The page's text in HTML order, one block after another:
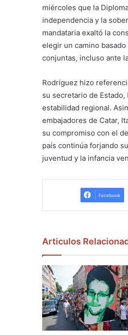
miércoles que la
independencia y la
mandataria exaltó la
elegir un camino
conjuntas, incluso ante
Rodríguez hizo
su secretario de
estabilidad regional.
embajadores de Catar,
su compromiso con el
país continúa forjando
juventud y la infancia
Facebook
Articulos